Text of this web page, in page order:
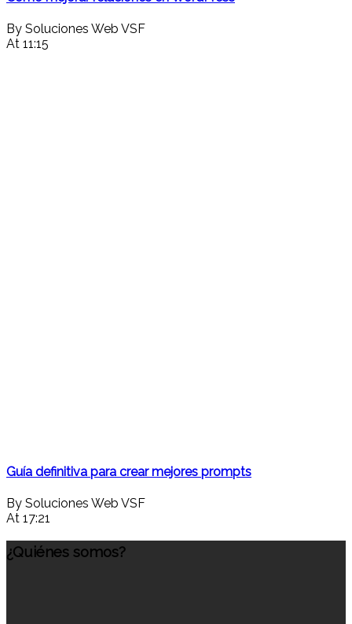
By Soluciones Web VSF
At 11:15
Guía definitiva para crear mejores prompts
By Soluciones Web VSF
At 17:21
¿Quiénes somos?